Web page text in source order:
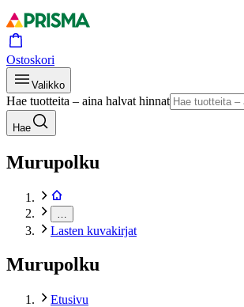
Ostoskori
Valikko
Hae tuotteita – aina halvat hinnat
Hae
Murupolku
Lasten kuvakirjat
Murupolku
Etusivu